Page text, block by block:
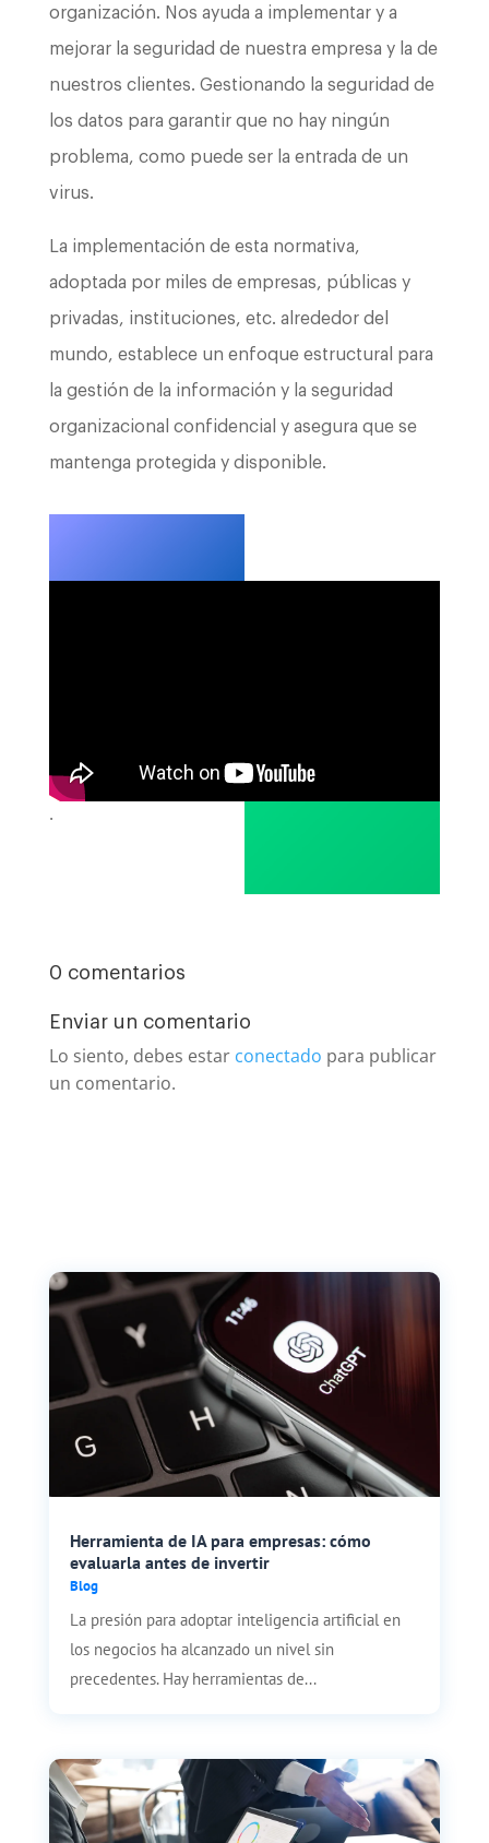
organización. Nos ayuda a implementar y a
mejorar la seguridad de nuestra empresa y la de
nuestros clientes. Gestionando la seguridad de
los datos para garantir que no hay ningún
problema, como puede ser la entrada de un
virus.
La implementación de esta normativa,
adoptada por miles de empresas, públicas y
privadas, instituciones, etc. alrededor del
mundo, establece un enfoque estructural para
la gestión de la información y la seguridad
organizacional confidencial y asegura que se
mantenga protegida y disponible.
.
0 comentarios
Enviar un comentario
Lo siento, debes estar conectado para publicar
un comentario.
Herramienta de IA para empresas: cómo
evaluarla antes de invertir
Blog
La presión para adoptar inteligencia artificial en
los negocios ha alcanzado un nivel sin
precedentes. Hay herramientas de...